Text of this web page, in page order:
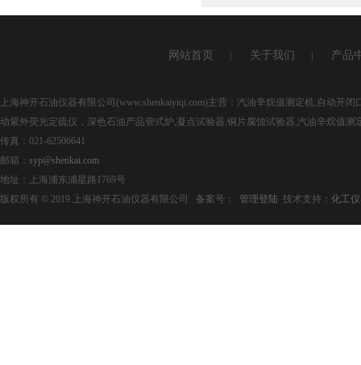
网站首页 关于我们 产品
上海神开石油仪器有限公司(www.shenkaiyiqi.com)主营：汽油辛烷值测定机,自动
动紫外荧光定硫仪，深色石油产品管式炉,凝点试验器,铜片腐蚀试验器,汽油辛烷值测
传真：021-62506641
邮箱： syp@shenkai.com
地址：上海浦东浦星路1769号
版权所有 © 2019 上海神开石油仪器有限公司 备案号：
管理登陆 技术支持： 化工